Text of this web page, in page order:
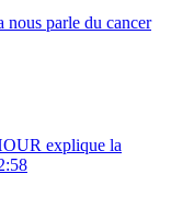
nous parle du cancer
explique la